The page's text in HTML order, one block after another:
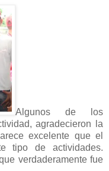
Algunos de los
agradecieron la
excelente que el
tipo de actividades.
verdaderamente fue